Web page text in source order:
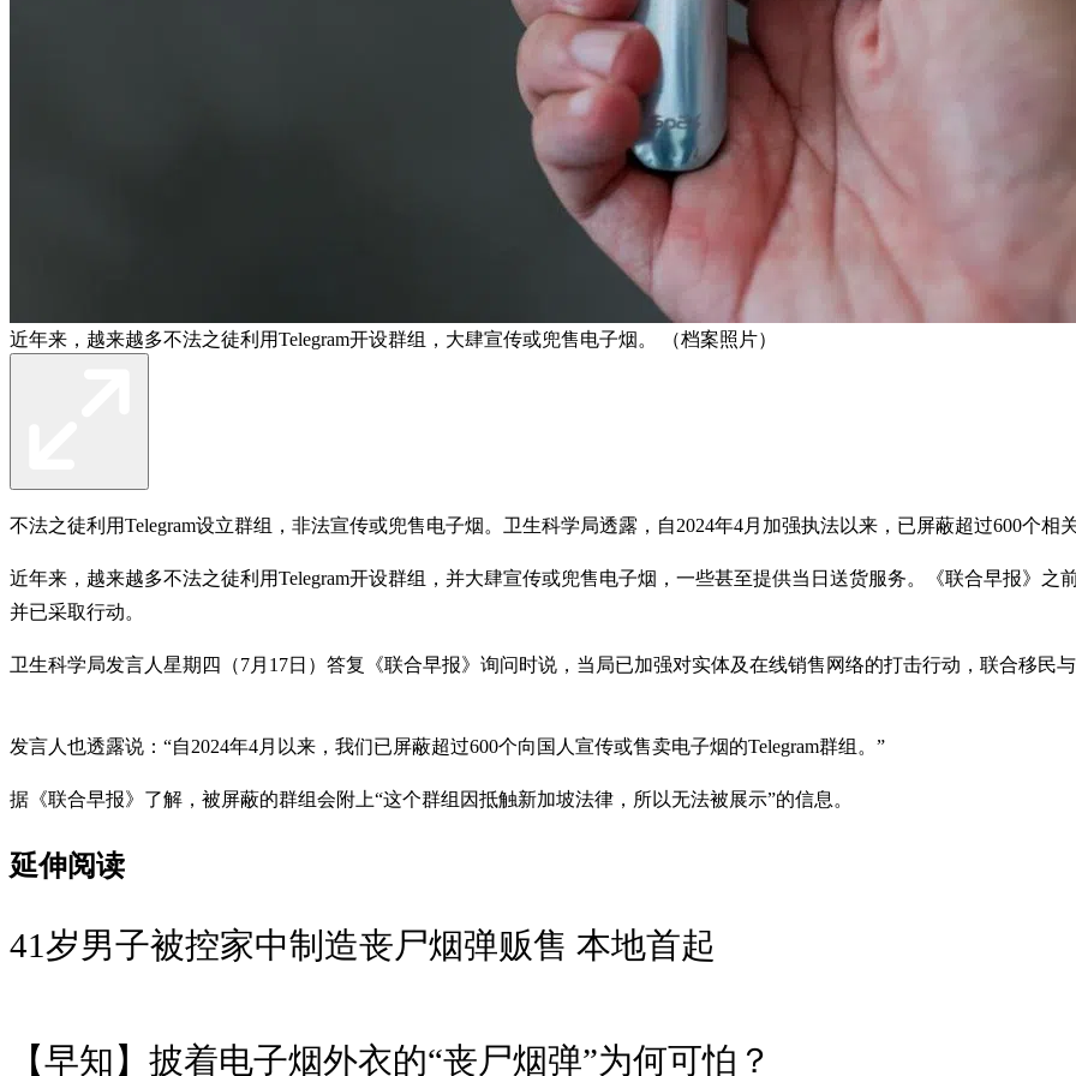
近年来，越来越多不法之徒利用Telegram开设群组，大肆宣传或兜售电子烟。 （档案照片）
不法之徒利用Telegram设立群组，非法宣传或兜售电子烟。卫生科学局透露，自2024年4月加强执法以来，已屏蔽超过600个相
近年来，越来越多不法之徒利用Telegram开设群组，并大肆宣传或兜售电子烟，一些甚至提供当日送货服务。《联合早报》
并已采取行动。
卫生科学局发言人星期四（7月17日）答复《联合早报》询问时说，当局已加强对实体及在线销售网络的打击行动，联合移民
发言人也透露说：“自2024年4月以来，我们已屏蔽超过600个向国人宣传或售卖电子烟的Telegram群组。”
据《联合早报》了解，被屏蔽的群组会附上“这个群组因抵触新加坡法律，所以无法被展示”的信息。
延伸阅读
41岁男子被控家中制造丧尸烟弹贩售 本地首起
【早知】披着电子烟外衣的“丧尸烟弹”为何可怕？